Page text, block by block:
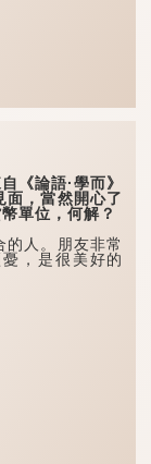
論語·學而》
面，當然開心了
單位，何解？
人。朋友非常
，是很美好的